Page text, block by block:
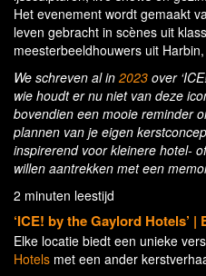
Het evenement wordt gemaakt
leven gebracht in scènes uit
meesterbeeldhouwers uit
We schreven al in 2023 over
wie houdt er nu niet van deze
bovendien een mooie reminder
plannen van je eigen
inspirerend voor kleinere hotel-
willen aantrekken met een
2 minuten leestijd
‘ICE! by the Gaylord Hotels’
Elke locatie biedt een unieke
Hotels met een ander